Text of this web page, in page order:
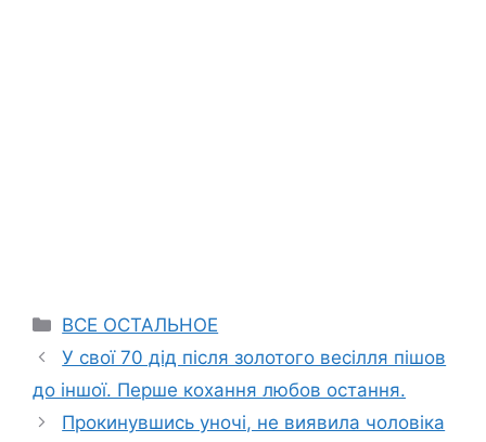
Categories
ВСЕ ОСТАЛЬНОЕ
У свої 70 дід після золотого весілля пішов
до іншої. Перше кохання любов остання.
Прокинувшись уночі, не виявила чоловіка